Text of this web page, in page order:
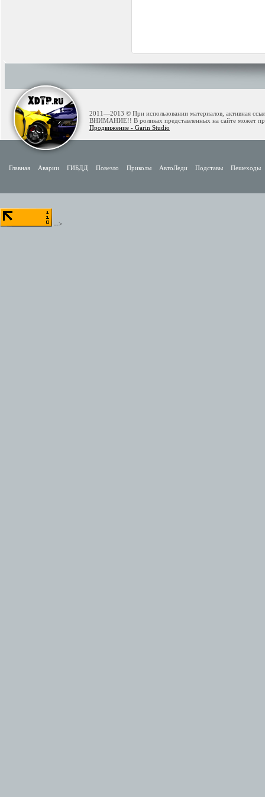
2011—2013 © При использовании материалов, активная
ВНИМАНИЕ!! В роликах представленных на сайте может
Продвижение - Garin Studio
Главная Аварии ГИБДД Повезло Приколы АвтоЛеди Подставы Пешеходы
-->